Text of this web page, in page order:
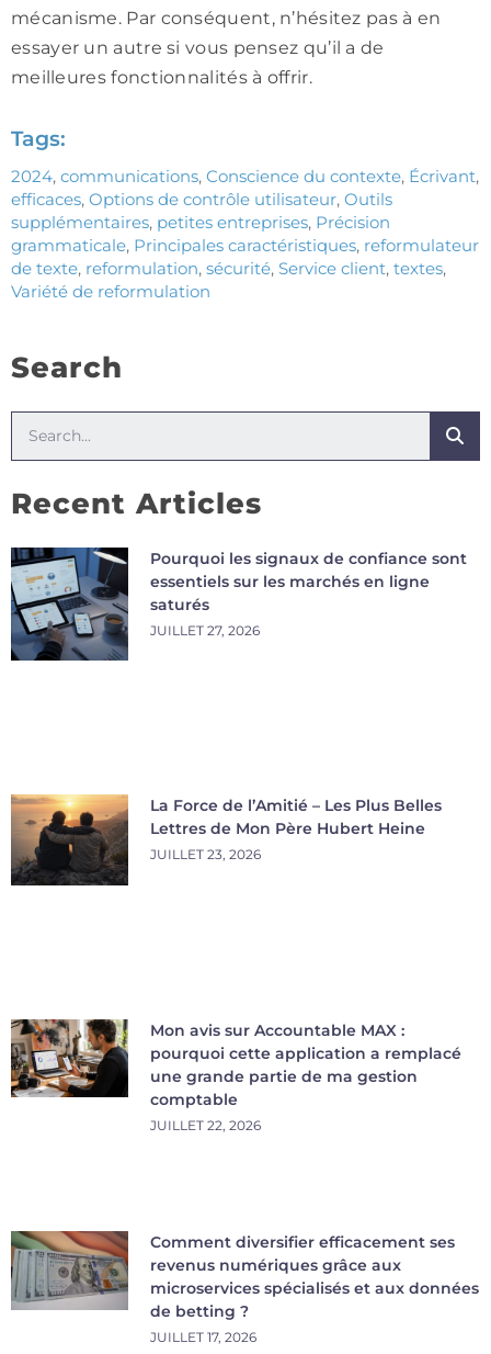
mécanisme. Par conséquent, n’hésitez pas à en
essayer un autre si vous pensez qu’il a de
meilleures fonctionnalités à offrir.
Tags:
2024, communications, Conscience du contexte, Écrivant,
efficaces, Options de contrôle utilisateur, Outils
supplémentaires, petites entreprises, Précision
grammaticale, Principales caractéristiques, reformulateur
de texte, reformulation, sécurité, Service client, textes,
Variété de reformulation
Search
Recent Articles
Pourquoi les signaux de confiance sont
essentiels sur les marchés en ligne
saturés
JUILLET 27, 2026
La Force de l’Amitié – Les Plus Belles
Lettres de Mon Père Hubert Heine
JUILLET 23, 2026
Mon avis sur Accountable MAX :
pourquoi cette application a remplacé
une grande partie de ma gestion
comptable
JUILLET 22, 2026
Comment diversifier efficacement ses
revenus numériques grâce aux
microservices spécialisés et aux données
de betting ?
JUILLET 17, 2026